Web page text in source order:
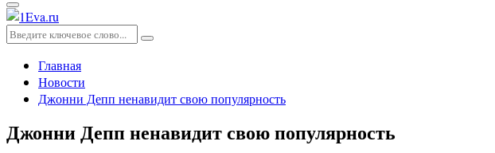
Основное
меню
Искать:
Поиск
Главная
Новости
Джонни Депп ненавидит свою популярность
Джонни Депп ненавидит свою популярность